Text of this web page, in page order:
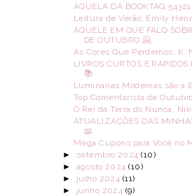
AQUELA DA BOOKTAG 54321
Leitura de Verão, Emily
AQUELE EM QUE FALO
DE OUTUBRO 🤗
As Cores Que Perdemos, K.
LIVROS CURTOS E
📚
Luminárias Modernas são a
Top Comentarista de
O Rei da Terra do Nunca,
ATUALIZAÇÕES DAS
📖
Mega Cupons para Você no
► setembro 2024(10)
► agosto 2024(10)
► julho 2024 (11)
► junho 2024 (9)